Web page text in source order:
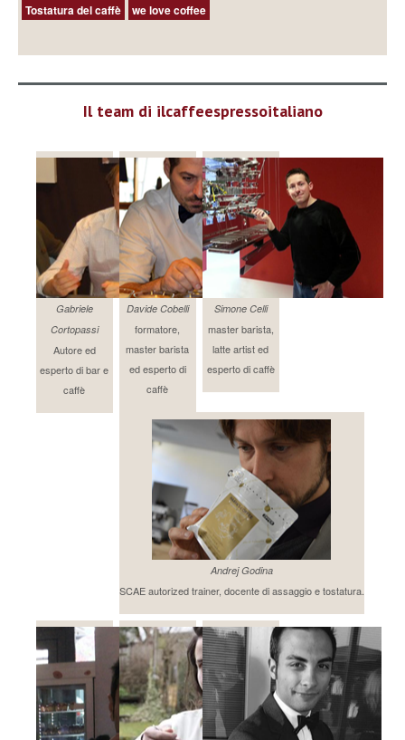
Tostatura del caffè
we love coffee
Il team di ilcaffeespressoitaliano
Gabriele
Cortopassi
Autore ed
esperto di bar e
caffè
Davide Cobelli
formatore,
master barista
ed esperto di
caffè
Simone Celli
master barista,
latte artist ed
esperto di caffè
Andrej Godina
SCAE autorized trainer, docente di assaggio e tostatura.